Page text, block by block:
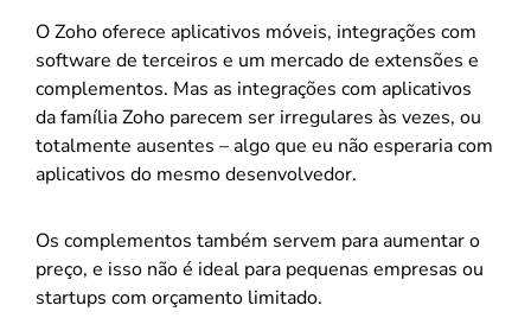
O Zoho oferece aplicativos móveis, integrações com
software de terceiros e um mercado de extensões e
complementos. Mas as integrações com aplicativos
da família Zoho parecem ser irregulares às vezes, ou
totalmente ausentes – algo que eu não esperaria com
aplicativos do mesmo desenvolvedor.
Os complementos também servem para aumentar o
preço, e isso não é ideal para pequenas empresas ou
startups com orçamento limitado.